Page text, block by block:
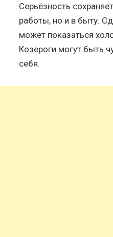
Серьёзность
работы, но и в быту.
может показаться
Козероги могут быть
себя.